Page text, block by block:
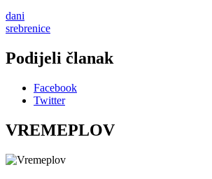
dani
srebrenice
Podijeli članak
Facebook
Twitter
VREMEPLOV